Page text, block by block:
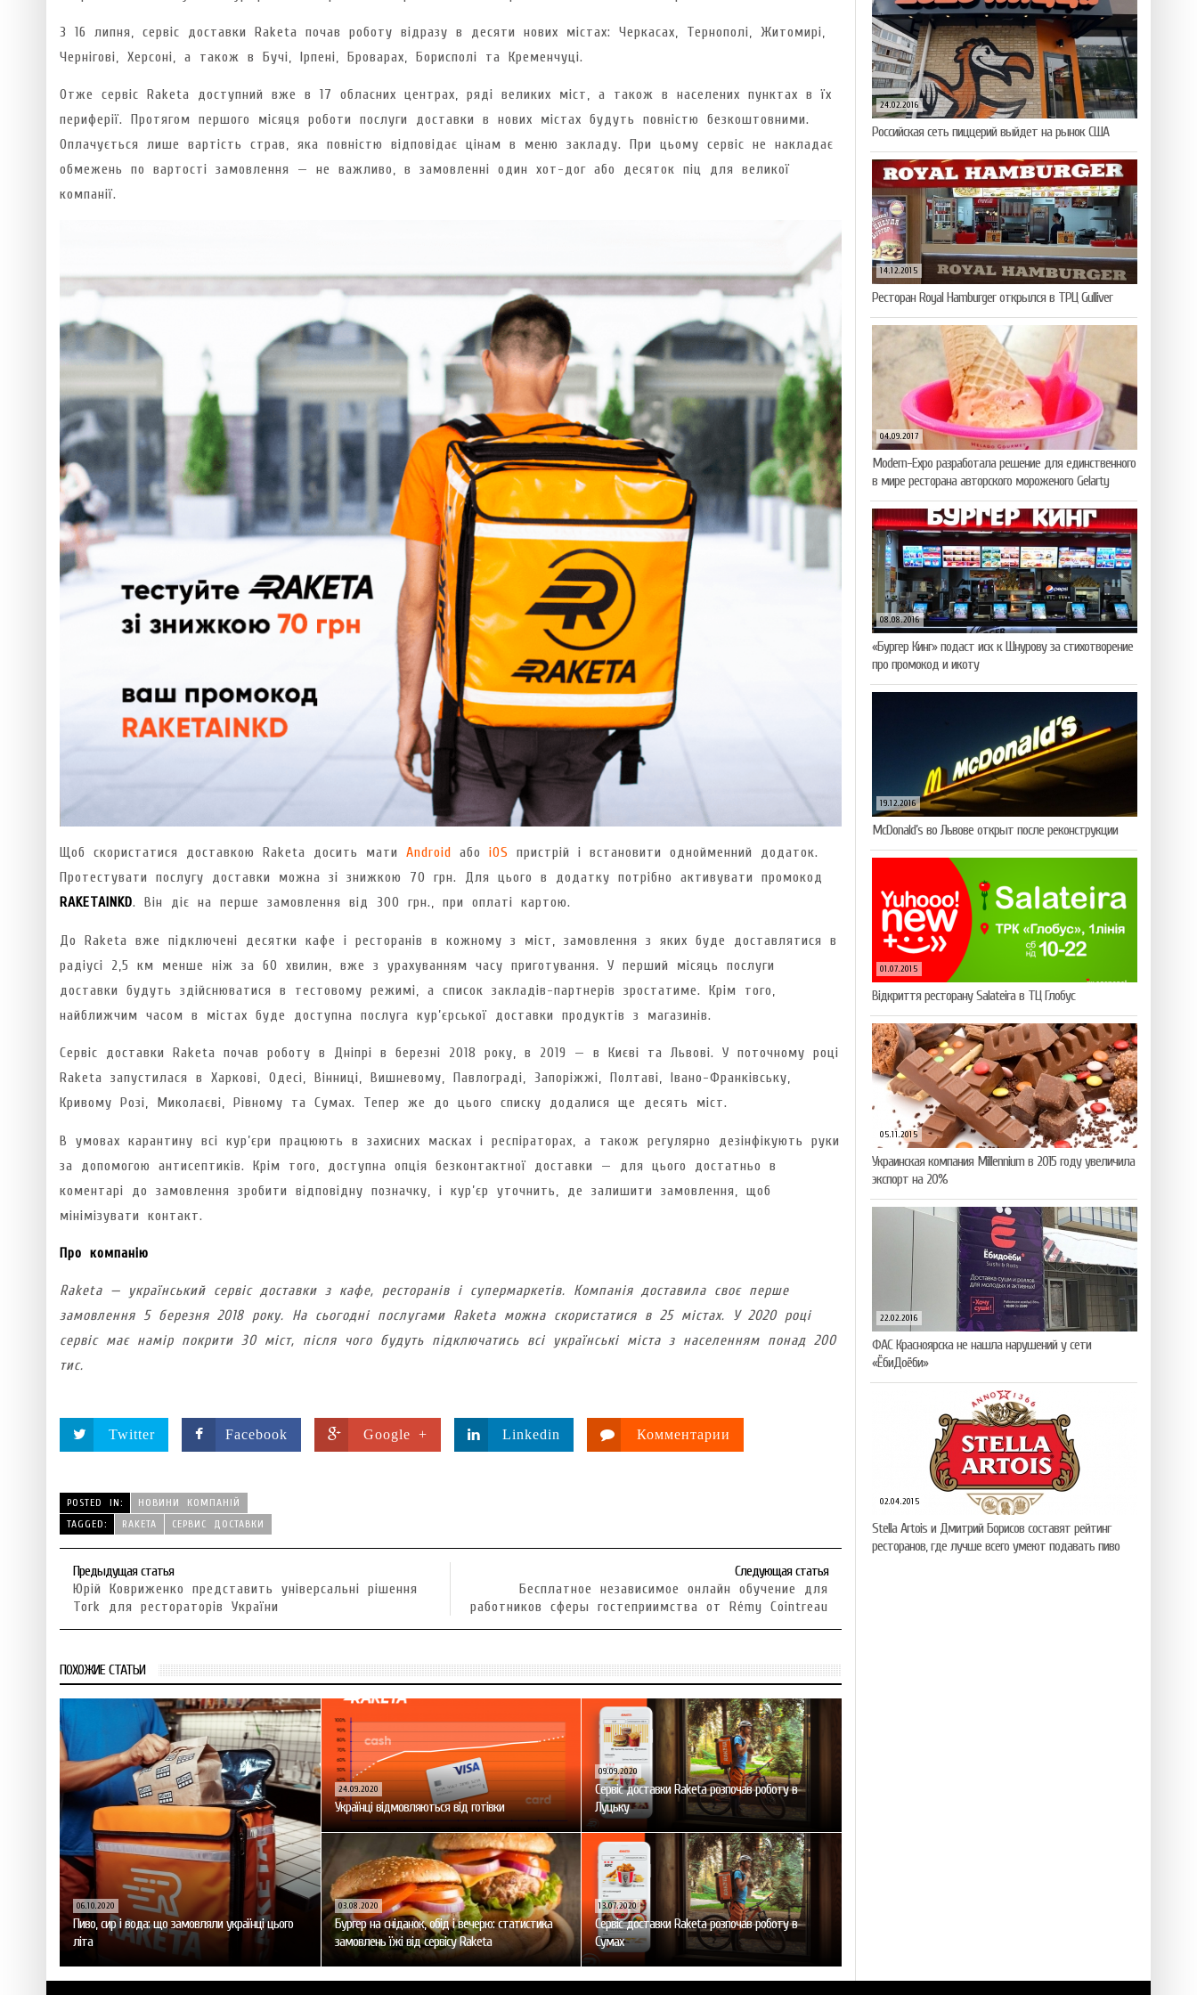
З 16 липня, сервіс доставки Raketa почав роботу відразу в десяти нових містах: Черкасах, Тернополі, Житомирі,
Чернігові, Херсоні, а також в Бучі, Ірпені, Броварах, Борисполі та Кременчуці.
Отже сервіс Raketa доступний вже в 17 обласних центрах, ряді великих міст, а також в населених пунктах в їх
периферії. Протягом першого місяця роботи послуги доставки в нових містах будуть повністю безкоштовними.
Оплачується лише вартість страв, яка повністю відповідає цінам в меню закладу. При цьому сервіс не накладає
обмежень по вартості замовлення — не важливо, в замовленні один хот-дог або десяток піц для великої
компанії.
Щоб скористатися доставкою Raketa досить мати Android або iOS
пристрій і встановити однойменний додаток.
Протестувати послугу доставки можна зі знижкою 70 грн. Для цього в додатку потрібно активувати промокод
RAKETAINKD. Він діє на перше замовлення від 300 грн., при оплаті картою.
До Raketa вже підключені десятки кафе і ресторанів в кожному з міст, замовлення з яких буде доставлятися в
радіусі 2,5 км менше ніж за 60 хвилин, вже з урахуванням часу приготування. У перший місяць послуги
доставки будуть здійснюватися в тестовому режимі, а список закладів-партнерів зростатиме. Крім того,
найближчим часом в містах буде доступна послуга кур’єрської доставки продуктів з магазинів.
Сервіс доставки Raketa почав роботу в Дніпрі в березні 2018 року, в 2019 — в Києві та Львові. У поточному році
Raketa запустилася в Харкові, Одесі, Вінниці, Вишневому, Павлограді, Запоріжжі, Полтаві, Івано-Франківську,
Кривому Розі, Миколаєві, Рівному та Сумах. Тепер же до цього списку додалися ще десять міст.
В умовах карантину всі кур’єри працюють в захисних масках і респіраторах, а також регулярно дезінфікують руки
за допомогою антисептиків. Крім того, доступна опція безконтактної доставки — для цього достатньо в
коментарі до замовлення зробити відповідну позначку, і кур’єр уточнить, де залишити замовлення, щоб
мінімізувати контакт.
Про компанію
Raketa — український сервіс доставки з кафе, ресторанів і супермаркетів. Компанія доставила своє перше
замовлення 5 березня 2018 року. На сьогодні послугами Raketa можна скористатися в 25 містах. У 2020 році
сервіс має намір покрити 30 міст, після чого будуть підключатись всі українські міста з населенням понад 200
тис.
Twitter Facebook Google + Linkedin Комментарии
POSTED IN:
НОВИНИ КОМПАНІЙ
TAGGED:
RAKETA СЕРВИС ДОСТАВКИ
Предыдущая статья
Юрій Ковриженко представить універсальні рішення
Tork для рестораторів України
Следующая статья
Бесплатное независимое онлайн обучение для
работников сферы гостеприимства от Rémy Cointreau
ПОХОЖИЕ СТАТЬИ
06.10.2020
Пиво, сир і вода: що замовляли українці цього
літа
24.09.2020
Українці відмовляються від готівки
09.09.2020
Сервіс доставки Raketa розпочав роботу в
Луцьку
03.08.2020
Бургер на сніданок, обід і вечерю: статистика
замовлень їжі від сервісу Raketa
13.07.2020
Сервіс доставки Raketa розпочав роботу в
Сумах
24.02.2016
Российская сеть пиццерий выйдет на рынок США
14.12.2015
Ресторан Royal Hamburger открылся в ТРЦ Gulliver
04.09.2017
Modern-Expo разработала решение для единственного
в мире ресторана авторского мороженого Gelarty
08.08.2016
«Бургер Кинг» подаст иск к Шнурову за стихотворение
про промокод и икоту
19.12.2016
McDonald’s во Львове открыт после реконструкции
01.07.2015
Відкриття ресторану Salateirа в ТЦ Глобус
05.11.2015
Украинская компания Millennium в 2015 году увеличила
экспорт на 20%
22.02.2016
ФАС Красноярска не нашла нарушений у сети
«ЁбиДоёби»
02.04.2015
Stella Artois и Дмитрий Борисов составят рейтинг
ресторанов, где лучше всего умеют подавать пиво